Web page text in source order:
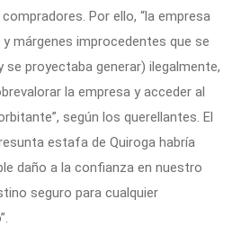
Por ello, “la empresa
márgenes improcedentes que se
se proyectaba generar) ilegalmente,
la empresa y acceder al
según los querellantes. El
estafa de Quiroga habría
daño a la confianza en nuestro
seguro para cualquier